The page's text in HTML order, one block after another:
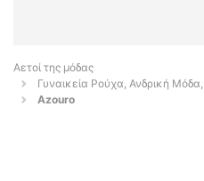
Αετοί της μόδας
Γυναικεία Ρούχα, Ανδρική
Azouro